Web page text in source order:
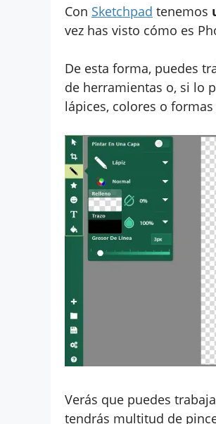
Con Sketchpad tenemos
vez has visto cómo es
De esta forma, puedes
de herramientas o, si lo
lápices, colores o
Verás que puedes
tendrás multitud de